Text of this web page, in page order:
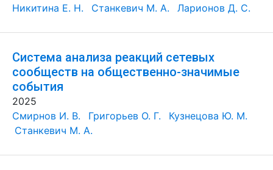
Никитина Е. Н.
Станкевич М. А. Ларионов Д. С.
Система анализа реакций сетевых
сообществ на общественно-значимые
события
2025
Смирнов И. В.
Григорьев О. Г.
Кузнецова Ю. М.
Станкевич М. А.